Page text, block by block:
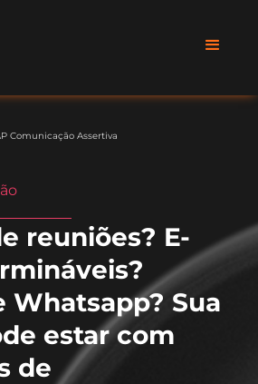
reuniões? E-
Whatsapp? Sua
estar com
de
Comunicação Assertiva